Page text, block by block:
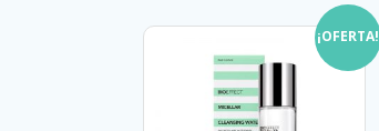
¡OFERTA!